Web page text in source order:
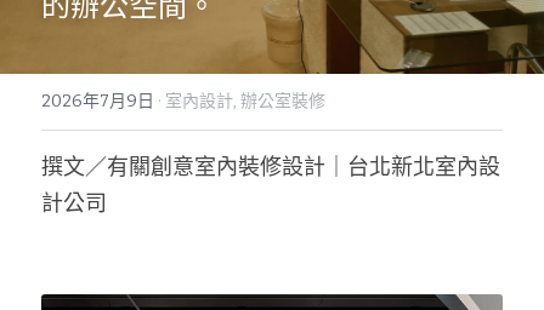
搜索
2026年7月9日 · 室內設計, 辦公室裝修
撰文／有關創意室內裝修設計｜台北新北室內設
計公司